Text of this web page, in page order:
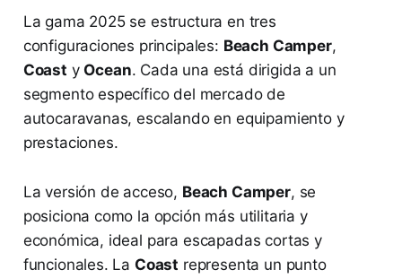
La gama 2025 se estructura en tres
configuraciones principales: Beach Camper,
Coast y Ocean. Cada una está dirigida a un
segmento específico del mercado de
autocaravanas, escalando en equipamiento y
prestaciones.
La versión de acceso, Beach Camper, se
posiciona como la opción más utilitaria y
económica, ideal para escapadas cortas y
funcionales. La Coast representa un punto